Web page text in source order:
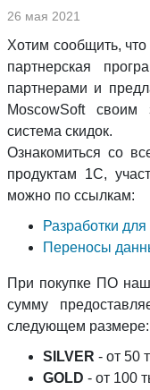
26 мая 2021
Хотим сообщить, что
партнерская
партнерами и
MoscowSoft своим
система скидок.
Ознакомиться со
продуктам 1С,
можно по ссылкам:
Разработки
Переносы
При покупке ПО
сумму
следующем размере:
SILVER - от 50
GOLD - от 100